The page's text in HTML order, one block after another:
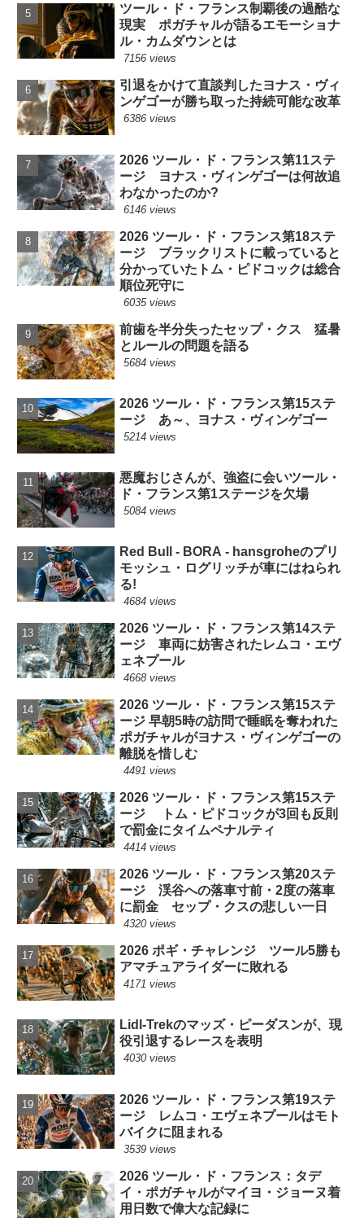
ツール・ド・フランス制覇後の過酷な
現実 ポガチャルが語るエモーショナ
ル・カムダウンとは
7156 views
引退をかけて直談判したヨナス・ヴィ
ンゲゴーが勝ち取った持続可能な改革
6386 views
2026 ツール・ド・フランス第11ステ
ージ ヨナス・ヴィンゲゴーは何故追
わなかったのか?
6146 views
2026 ツール・ド・フランス第18ステ
ージ ブラックリストに載っていると
分かっていたトム・ピドコックは総合
順位死守に
6035 views
前歯を半分失ったセップ・クス 猛暑
とルールの問題を語る
5684 views
2026 ツール・ド・フランス第15ステ
ージ あ～、ヨナス・ヴィンゲゴー
5214 views
悪魔おじさんが、強盗に会いツール・
ド・フランス第1ステージを欠場
5084 views
Red Bull - BORA - hansgroheのプリ
モッシュ・ログリッチが車にはねられ
る!
4684 views
2026 ツール・ド・フランス第14ステ
ージ 車両に妨害されたレムコ・エヴ
ェネプール
4668 views
2026 ツール・ド・フランス第15ステ
ージ 早朝5時の訪問で睡眠を奪われた
ポガチャルがヨナス・ヴィンゲゴーの
離脱を惜しむ
4491 views
2026 ツール・ド・フランス第15ステ
ージ トム・ピドコックが3回も反則
で罰金にタイムペナルティ
4414 views
2026 ツール・ド・フランス第20ステ
ージ 渓谷への落車寸前・2度の落車
に罰金 セップ・クスの悲しい一日
4320 views
2026 ポギ・チャレンジ ツール5勝も
アマチュアライダーに敗れる
4171 views
Lidl-Trekのマッズ・ピーダスンが、現
役引退するレースを表明
4030 views
2026 ツール・ド・フランス第19ステ
ージ レムコ・エヴェネプールはモト
バイクに阻まれる
3539 views
2026 ツール・ド・フランス：タデ
イ・ポガチャルがマイヨ・ジョーヌ着
用日数で偉大な記録に